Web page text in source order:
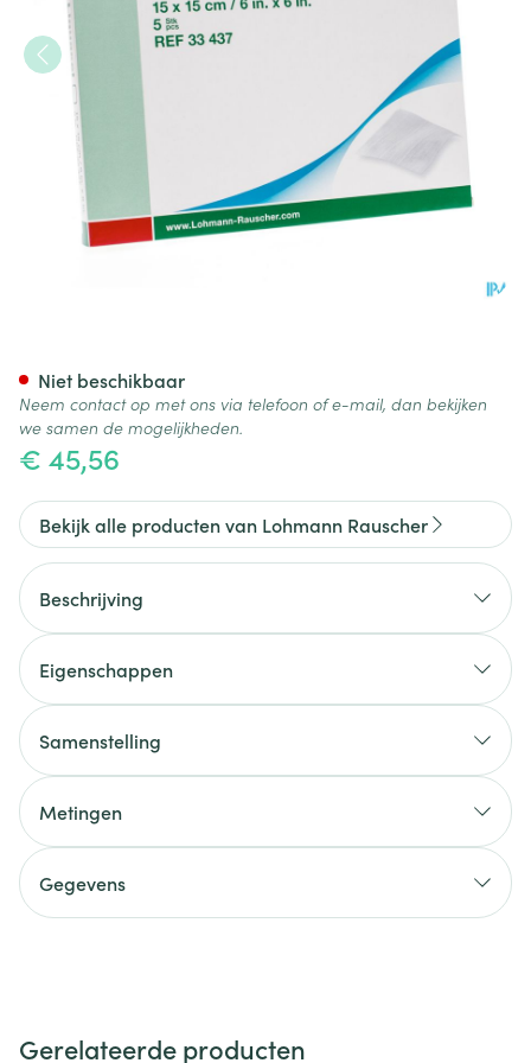
€ 45,56
Niet beschikbaar
Neem contact op met ons via telefoon of e-mail, dan bekijken
we samen de mogelijkheden.
Bekijk alle producten van Lohmann Rauscher
Beschrijving
Eigenschappen
Samenstelling
Metingen
Gegevens
Gerelateerde producten